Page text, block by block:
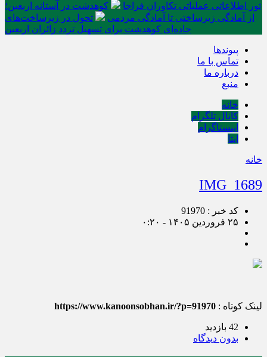
تور اطلاعاتی عملیاتی تکاوران فراجا
کوهدشت در آستانه اربعین؛
از آمادگی زیرساختی تا آمادگی مردمی
تحول در زیرساخت‌های
جاده‌ای کوهدشت برای تسهیل تردد زائران اربعین
پیوندها
تماس با ما
درباره ما
منبع
خانه
کانال تلگرام
اینستاگرام
ایتا
خانه
IMG_1689
کد خبر : 91970
۲۵ فروردین ۱۴۰۵ - ۰:۲۰
لینک کوتاه : https://www.kanoonsobhan.ir/?p=91970
42 بازدید
بدون دیدگاه